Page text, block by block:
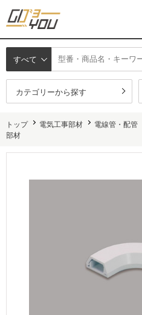
すべて
カテゴリーから探す
トップ 電気工事部材 電線管・配管
部材